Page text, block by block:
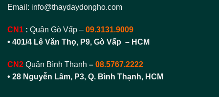
Email: info@thaydaydongho.com
CN1 : Quận Gò Vấp – 09.3131.9009
• 401/4 Lê Văn Thọ, P9, Gò Vấp – HCM
CN2 Quận Bình Thạnh – 08.5767.2222
• 28 Nguyễn Lâm, P3, Q. Bình Thạnh, HCM